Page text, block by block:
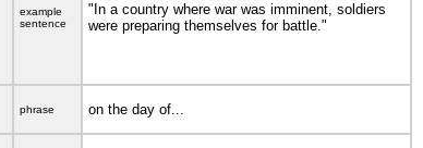
example
sentence
"In a country where war was imminent, soldiers
were preparing themselves for battle."
phrase on the day of...